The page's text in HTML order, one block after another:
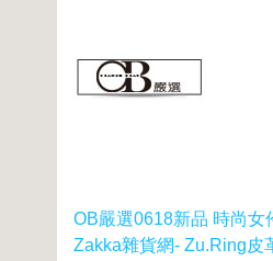
OB嚴選0618新品 時尚女
Zakka雜貨網- Zu.Ring皮